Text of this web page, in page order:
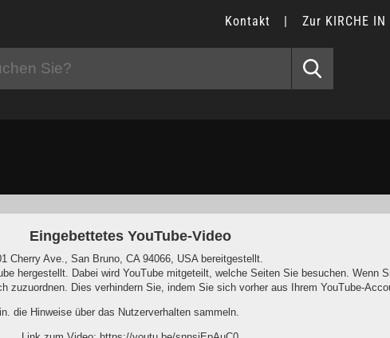
Kontakt | Zur KIRCHE
Eingebettetes YouTube-Video
Cherry Ave., San Bruno, CA 94066, USA bereitgestellt.
hergestellt. Dabei wird YouTube mitgeteilt, welche Seiten Sie besuchen. Wenn
zuzuordnen. Dies verhindern Sie, indem Sie sich vorher aus Ihrem YouTube-
die Hinweise über das Nutzerverhalten sammeln.